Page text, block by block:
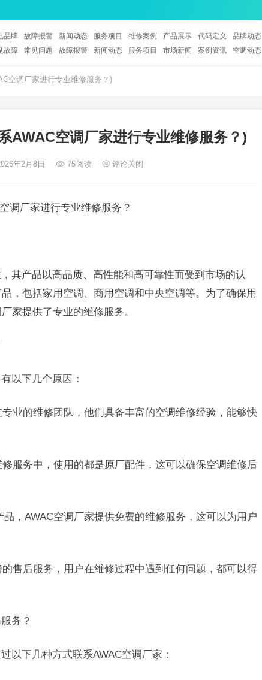
品牌 故障报警 新闻动态 服务项目 维修案例 产品展示 代码定义 品牌动态
故障
常见问题 故障报警 新闻动态 服务项目 市场新闻 案例资讯 空调动态
空调厂家进行专业维修服务？)
AWAC空调厂家进行专业维修服务？)
年2月8日 75阅读 评论关闭
调厂家进行专业维修服务？
其产品以高品质、高性能和高可靠性而受到市场的认
，包括家用空调、商用空调和中央空调等。为了确保用
家提供了专业的维修服务。
以下几个原因：
业的维修团队，他们具备丰富的空调维修经验，能够快
服务中，使用的都是原厂配件，这可以确保空调维修后
，AWAC空调厂家提供免费的维修服务，这可以为用户
售后服务，用户在维修过程中遇到任何问题，都可以得
务？
以下几种方式联系AWAC空调厂家：